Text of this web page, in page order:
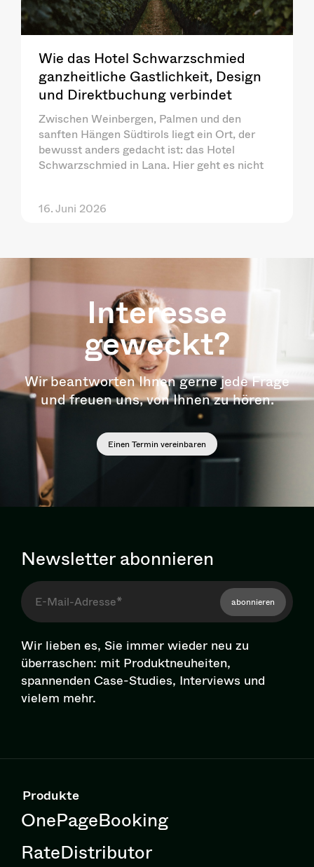
Wie das Hotel Schwarzschmied
ganzheitliche Gastlichkeit, Design
und Direktbuchung verbindet
Zwischen Weinbergen, Palmen und den
sanften Hängen Südtirols liegt ein Ort, der
bewusst anders gedacht ist: das Hotel
Schwarzschmied in Lana. Hier geht es nicht
16. Juni 2026
Interesse
geweckt?
Wir beantworten Ihnen gerne jede Frage
und freuen uns, von Ihnen zu hören.
Einen Termin vereinbaren
Newsletter abonnieren
abonnieren
Wir lieben es, Sie immer wieder neu zu
überraschen: mit Pro­dukt­neu­hei­ten,
spannenden Case-Studies, Interviews und
vielem mehr.
Produkte
OnePageBooking
RateDistributor